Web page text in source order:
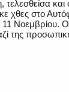
τελεσθείσα
χθες στο
11 Νοεμβρίου.
της